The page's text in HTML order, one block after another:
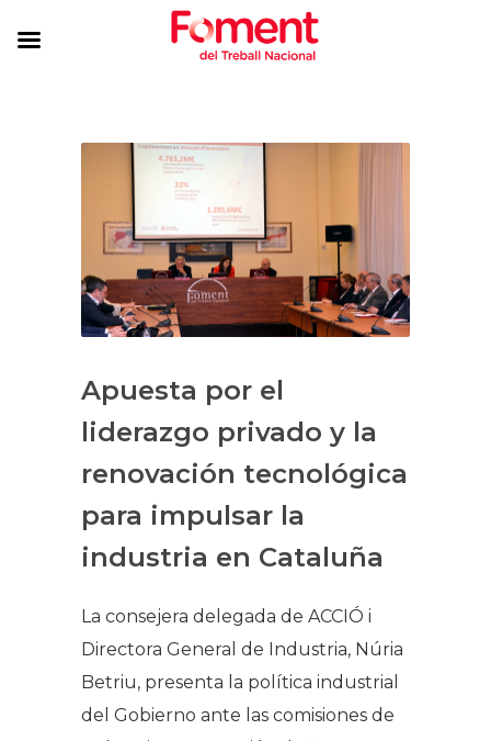
Apuesta por el
liderazgo privado y la
renovación tecnológica
para impulsar la
industria en Cataluña
La consejera delegada de ACCIÓ i
Directora General de Industria, Núria
Betriu, presenta la política industrial
del Gobierno ante las comisiones de